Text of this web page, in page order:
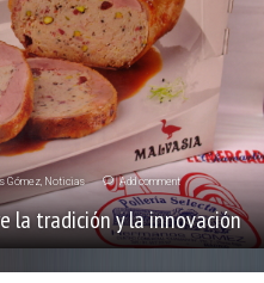
Gómez, Noticias Add comment
la tradición y la innovación